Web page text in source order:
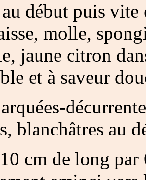
début puis vite
molle,
jaune citron
et à saveur
arquées-
blanchâtres au
cm de long par